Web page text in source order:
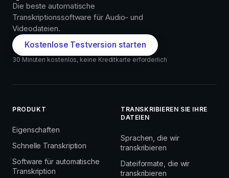
Die beste automatische
Transkriptionssoftware für Audio- und
Videodateien.
Kostenlose Testversion starten
30 Minuten kostenlos, keine Kreditkarte erforderlich
PRODUKT
Eigenschaften
Schnelle Transkription
Software für automatische
Transkription
TRANSKRIBIEREN SIE IHRE
DATEIEN
Sprachen, die wir
transkribieren
Dateiformate, die wir
transkribieren